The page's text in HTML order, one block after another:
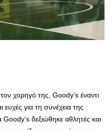
χορηγό της, Goody’s έναντι
για τη συνέχεια της
Goody’s δεξιώθηκε αθλητές και